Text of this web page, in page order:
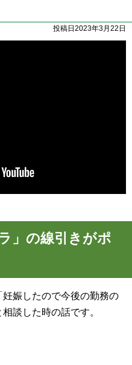
投稿日2023年3月22日
」の線引きがポ
娠したので今後の勤務の
談した時の話です。